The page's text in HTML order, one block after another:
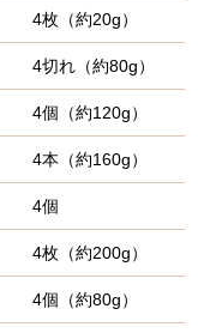
4枚（約20g）
4切れ（約80g）
4個（約120g）
4本（約160g）
4個
4枚（約200g）
4個（約80g）